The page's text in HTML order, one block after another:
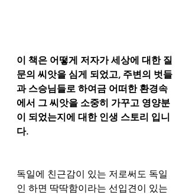
이 책은 어떻게 저자가 세상에 대한 질
문의 씨앗을 심게 되었고, 주변의 벗들
과 스승님들로 하여금 어떠한 환경속
에서 그 씨앗을 소중히 가꾸고 영양분
이 되었는지에 대한 인생 스토리 입니
다.
독일에 친근감이 있는 저로써도 독일
인 하면 딱딱함이라는 선입견이 있는